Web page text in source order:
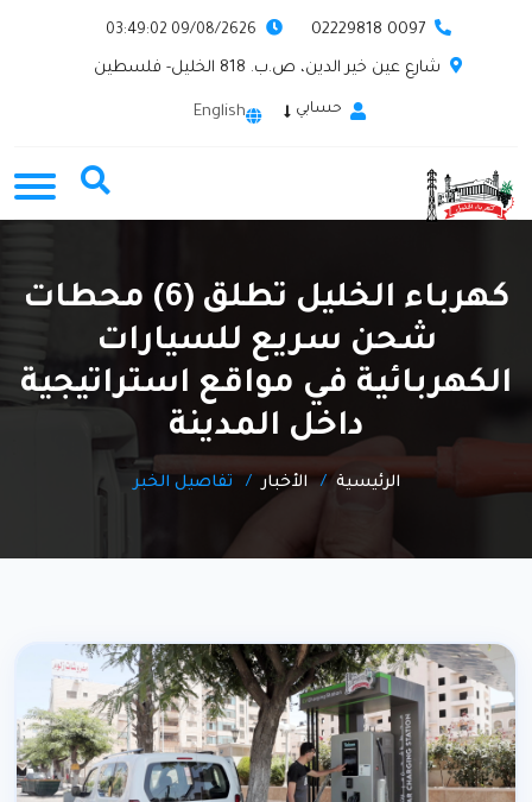
0097 02229818
شارع عين خير الدين، ص.ب. 818 الخليل- فلسطين
حسابي English
كهرباء الخليل تطلق (6) محطات
شحن سريع للسيارات
الكهربائية في مواقع استراتيجية
داخل المدينة
الرئيسية الأخبار تفاصيل الخبر